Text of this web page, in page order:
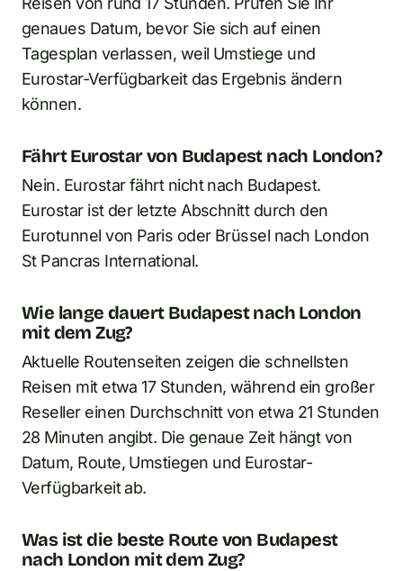
genaues Datum, bevor Sie sich auf einen
Tagesplan verlassen, weil Umstiege und
Eurostar-Verfügbarkeit das Ergebnis ändern
können.
Fährt Eurostar von Budapest nach London?
Nein. Eurostar fährt nicht nach Budapest.
Eurostar ist der letzte Abschnitt durch den
Eurotunnel von Paris oder Brüssel nach London
St Pancras International.
Wie lange dauert Budapest nach London
mit dem Zug?
Aktuelle Routenseiten zeigen die schnellsten
Reisen mit etwa 17 Stunden, während ein großer
Reseller einen Durchschnitt von etwa 21 Stunden
28 Minuten angibt. Die genaue Zeit hängt von
Datum, Route, Umstiegen und Eurostar-
Verfügbarkeit ab.
Was ist die beste Route von Budapest
nach London mit dem Zug?